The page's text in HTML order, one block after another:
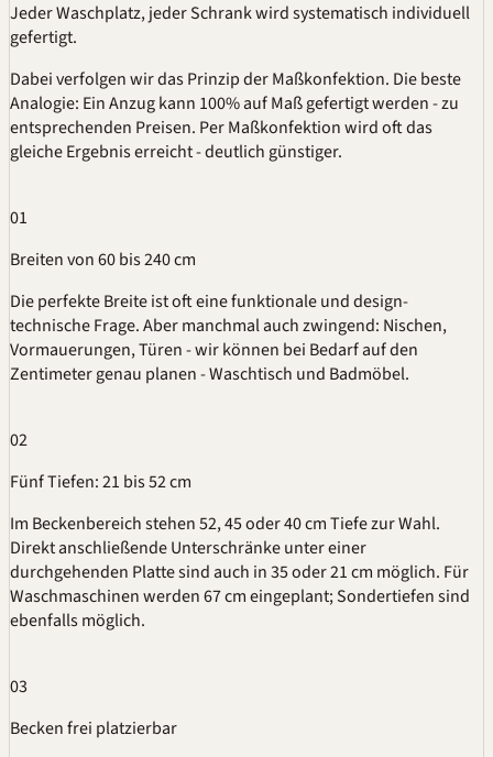
Jeder Waschplatz, jeder Schrank wird systematisch individuell
gefertigt.
Dabei verfolgen wir das Prinzip der Maßkonfektion. Die beste
Analogie: Ein Anzug kann 100% auf Maß gefertigt werden - zu
entsprechenden Preisen. Per Maßkonfektion wird oft das
gleiche Ergebnis erreicht - deutlich günstiger.
01
Breiten von 60 bis 240 cm
Die perfekte Breite ist oft eine funktionale und design-
technische Frage. Aber manchmal auch zwingend: Nischen,
Vormauerungen, Türen - wir können bei Bedarf auf den
Zentimeter genau planen - Waschtisch und Badmöbel.
02
Fünf Tiefen: 21 bis 52 cm
Im Beckenbereich stehen 52, 45 oder 40 cm Tiefe zur Wahl.
Direkt anschließende Unterschränke unter einer
durchgehenden Platte sind auch in 35 oder 21 cm möglich. Für
Waschmaschinen werden 67 cm eingeplant; Sondertiefen sind
ebenfalls möglich.
03
Becken frei platzierbar